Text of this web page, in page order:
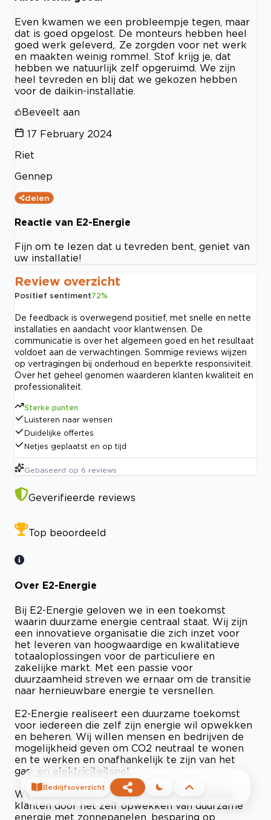
Even kwamen we een probleempje tegen, maar
dat is goed opgelost. De monteurs hebben heel
goed werk geleverd,. Ze zorgden voor net werk
en maakten weinig rommel. Stof krijg je, dat
hebben we natuurlijk zelf opgeruimd. We zijn
heel tevreden en blij dat we gekozen hebben
voor de daikin-installatie.
Beveelt aan
17 February 2024
Riet
Gennep
delen
Reactie van E2-Energie
Fijn om te lezen dat u tevreden bent, geniet van
uw installatie!
Review overzicht
Positief sentiment72%
De feedback is overwegend positief, met snelle en nette
installaties en aandacht voor klantwensen. De
communicatie is over het algemeen goed en het resultaat
voldoet aan de verwachtingen. Sommige reviews wijzen
op vertragingen bij onderhoud en beperkte responsiviteit.
Over het geheel genomen waarderen klanten kwaliteit en
professionaliteit.
Sterke punten
Luisteren naar wensen
Duidelijke offertes
Netjes geplaatst en op tijd
Gebaseerd op 6 reviews
Geverifieerde reviews
Top beoordeeld
Over E2-Energie
Bij E2-Energie geloven we in een toekomst
waarin duurzame energie centraal staat. Wij zijn
een innovatieve organisatie die zich inzet voor
het leveren van hoogwaardige en kwalitatieve
totaaloplossingen voor de particuliere en
zakelijke markt. Met een passie voor
duurzaamheid streven we ernaar om de transitie
naar hernieuwbare energie te versnellen.
E2-Energie realiseert een duurzame toekomst
voor iedereen die zelf zijn energie wil opwekken
en beheren. Wij willen mensen en bedrijven de
mogelijkheid geven om CO2 neutraal te wonen
en te werken en onafhankelijk te zijn van het
gas- en elektriciteitsnet.
Wij optimaliseren energiestromen voor onze
klanten door het zelf opwekken van duurzame
energie met zonnepanelen, besparing op
Bedrijfsoverzicht